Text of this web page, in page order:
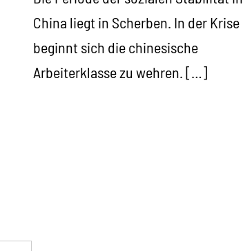
China liegt in Scherben. In der Krise
beginnt sich die chinesische
Arbeiterklasse zu wehren. […]